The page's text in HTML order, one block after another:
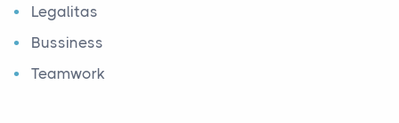
Legalitas
Bussiness
Teamwork